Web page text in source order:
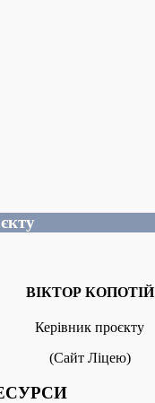
ВІКТОР КОПОТІЙ
Керівник проєкту
(Сайт Ліцею)